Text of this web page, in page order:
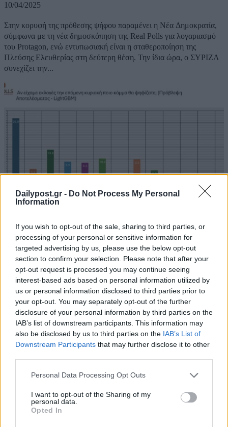
Dailypost.gr - Do Not Process My Personal
Information
If you wish to opt-out of the sale, sharing to third parties, or
processing of your personal or sensitive information for
targeted advertising by us, please use the below opt-out
section to confirm your selection. Please note that after your
opt-out request is processed you may continue seeing
interest-based ads based on personal information utilized by
us or personal information disclosed to third parties prior to
your opt-out. You may separately opt-out of the further
disclosure of your personal information by third parties on the
IAB’s list of downstream participants. This information may
also be disclosed by us to third parties on the IAB’s List of
Downstream Participants that may further disclose it to other
Personal Data Processing Opt Outs
I want to opt-out of the Sharing of my
personal data.
Opted In
10/04/2025
Στην κορυφή της πρόθεσης ψήφου παραμένει η Νέα Δημοκρατία,
σύμφωνα με τη νέα δημοσκόπηση της Real Polls για λογαριασμό
του Protagon, ενώ εντυπωσιακή είναι η σταθεροποίηση της
Πλεύσης Ελευθερίας στη δεύτερη θέση. Την ίδια ώρα, ο ΣΥΡΙΖΑ
συνεχίζει την...
Real Polls: Σταθερά πρώτη η ΝΔ, πέφτουν
ΠΑΣΟΚ-ΣΥΡΙΖΑ, ανεβαίνουν
Κωνσταντοπούλου- Λατινοπούλου
08/02/2025
Μεγάλη δημοσκόπηση της Real Polls δημοσιεύει σήμερα το
Protagon, η οποία διεξήχθη την περίοδο 4-6 Φεβρουαρίου. Η
έρευνα στην οποία συμμετείχαν 1.617 άτομα με δικαίωμα ψήφου,
περιγράφεται το ρευστό και παράλληλα ακανθώδες πλαίσιο στο
οποίο θα κινηθούμε ως χώρα το...
ΡΟΗ ΕΙΔΗΣΕΩΝ
ΗΠΑ: Επιτροπή της Γερουσίας προτείνει άσκηση